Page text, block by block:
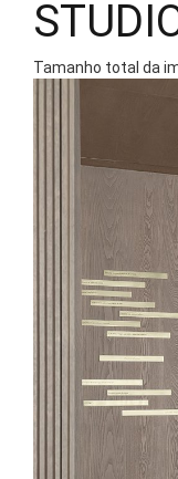
Tamanho total da